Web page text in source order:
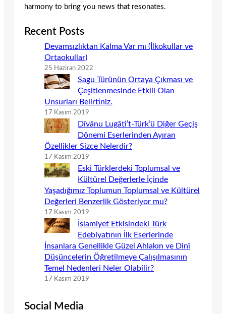
harmony to bring you news that resonates.
Recent Posts
Devamsızlıktan Kalma Var mı (İlkokullar ve
Ortaokullar)
25 Haziran 2022
Sagu Türünün Ortaya Çıkması ve
Çeşitlenmesinde Etkili Olan
Unsurları Belirtiniz.
17 Kasım 2019
Dîvânu Lugâti’t-Türk’ü Diğer Geçiş
Dönemi Eserlerinden Ayıran
Özellikler Sizce Nelerdir?
17 Kasım 2019
Eski Türklerdeki Toplumsal ve
Kültürel Değerlerle İçinde
Yaşadığımız Toplumun Toplumsal ve Kültürel
Değerleri Benzerlik Gösteriyor mu?
17 Kasım 2019
İslamiyet Etkisindeki Türk
Edebiyatının İlk Eserlerinde
İnsanlara Genellikle Güzel Ahlakın ve Dinî
Düşüncelerin Öğretilmeye Çalışılmasının
Temel Nedenleri Neler Olabilir?
17 Kasım 2019
Social Media